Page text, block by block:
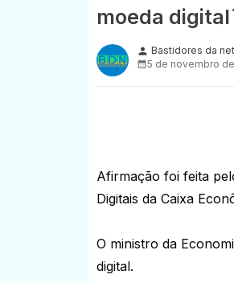
moeda
person Bastidores da net
5 de novembro
Afirmação foi feita
Digitais da Caixa
O ministro da
digital.